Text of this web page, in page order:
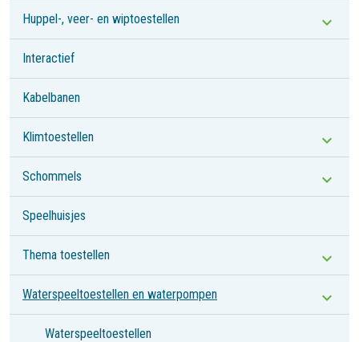
Huppel-, veer- en wiptoestellen
Interactief
Kabelbanen
Klimtoestellen
Schommels
Speelhuisjes
Thema toestellen
Waterspeeltoestellen en waterpompen
Waterspeeltoestellen